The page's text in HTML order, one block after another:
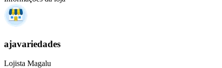
ajavariedades
Lojista Magalu